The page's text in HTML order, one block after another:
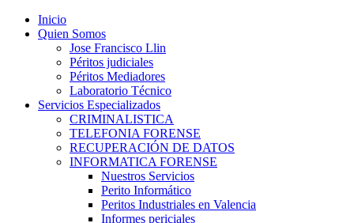
Inicio
Quien Somos
Jose Francisco Llin
Péritos judiciales
Péritos Mediadores
Laboratorio Técnico
Servicios Especializados
CRIMINALISTICA
TELEFONIA FORENSE
RECUPERACIÓN DE DATOS
INFORMATICA FORENSE
Nuestros Servicios
Perito Informático
Peritos Industriales en Valencia
Informes periciales